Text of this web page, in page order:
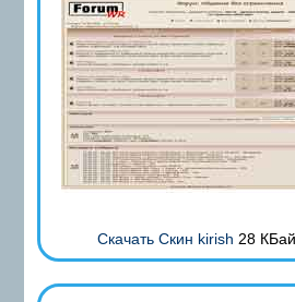
Скачать Скин kirish 28